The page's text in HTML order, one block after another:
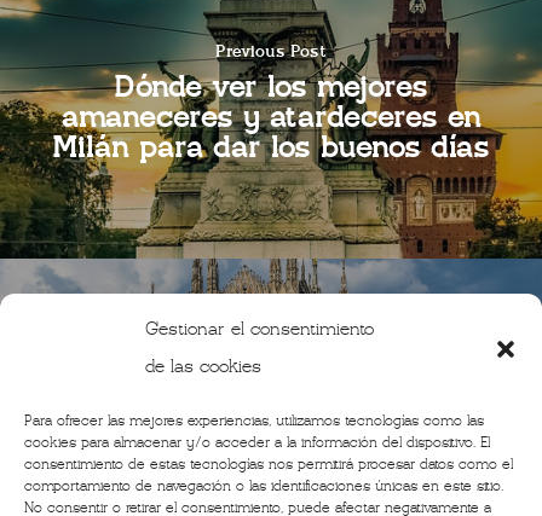
Gestionar el consentimiento
de las cookies
Para ofrecer las mejores experiencias, utilizamos tecnologías como las
cookies para almacenar y/o acceder a la información del dispositivo. El
consentimiento de estas tecnologías nos permitirá procesar datos como el
comportamiento de navegación o las identificaciones únicas en este sitio.
No consentir o retirar el consentimiento, puede afectar negativamente a
Previous Post
Dónde ver los mejores
amaneceres y atardeceres en
Milán para dar los buenos días
Next Post
quien viaja a Milán